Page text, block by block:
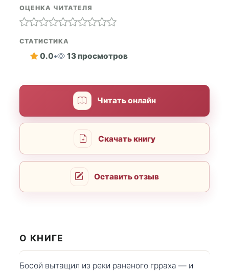
ОЦЕНКА ЧИТАТЕЛЯ
СТАТИСТИКА
0.0• 13 просмотров
Читать онлайн
Скачать книгу
Оставить отзыв
О КНИГЕ
Босой вытащил из реки раненого грраха — и